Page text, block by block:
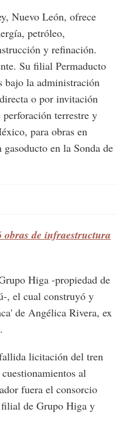
Nuevo León, ofrece
petróleo,
y refinación.
Su filial Permaducto
bajo la administración
o por invitación
terrestre y
para obras en
en la Sonda de
obras de infraestructura
Higa -propiedad de
, el cual construyó y
de Angélica Rivera, ex
licitación del tren
al
fuera el consorcio
de Grupo Higa y